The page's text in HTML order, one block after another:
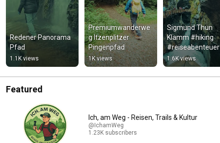
Redener Panorama
Pfad
1.1K views
Premiumwanderwe
g Itzenplitzer
Pingenpfad
1K views
Sigmund Thun
Klamm #hiking
#reiseabenteuer
#österreich
1.6K views
Featured
Ich, am Weg - Reisen, Trails & Kultur
@IchamWeg
1.23K subscribers